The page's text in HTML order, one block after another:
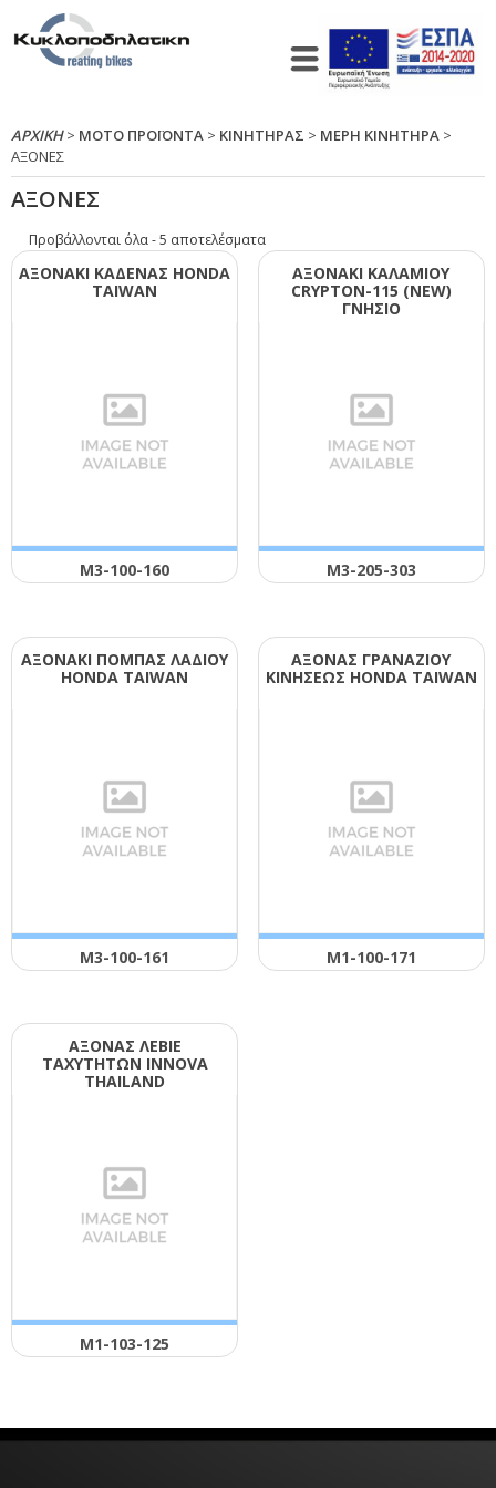
ΑΡΧΙΚΉ> ΜΟΤΟ ΠΡΟΪΟΝΤΑ > ΚΙΝΗΤΗΡΑΣ > ΜΕΡΗ ΚΙΝΗΤΗΡΑ >
ΑΞΟΝΕΣ
ΑΞΟΝΕΣ
Προβάλλονται όλα - 5 αποτελέσματα
ΑΞΟΝΑΚΙ ΚΑΔΕΝΑΣ ΗΟΝDΑ
ΤΑΙWΑΝ
Μ3-100-160
ΑΞΟΝΑΚΙ ΚΑΛΑΜΙΟΥ
CRΥΡΤΟΝ-115 (ΝΕW)
ΓΝΗΣΙΟ
Μ3-205-303
ΑΞΟΝΑΚΙ ΠΟΜΠΑΣ ΛΑΔΙΟΥ
ΗΟΝDΑ ΤΑΙWΑΝ
Μ3-100-161
ΑΞΟΝΑΣ ΓΡΑΝΑΖΙΟΥ
ΚΙΝΗΣΕΩΣ ΗΟΝDΑ ΤΑΙWΑΝ
Μ1-100-171
ΑΞΟΝΑΣ ΛΕΒΙΕ
ΤΑΧΥΤΗΤΩΝ ΙΝΝΟVΑ
ΤΗΑΙLΑΝD
Μ1-103-125